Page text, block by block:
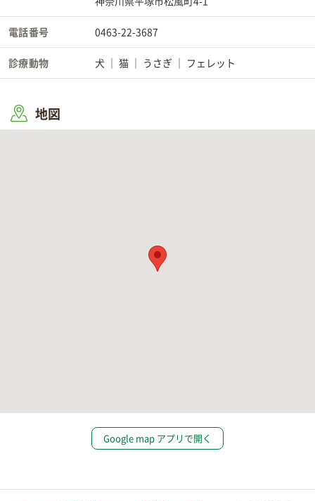
電話番号 0463-22-3687
診療動物 犬 猫 うさぎ フェレット
地図
Google map アプリで開く